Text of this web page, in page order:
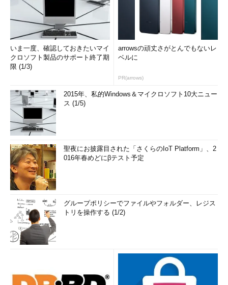
いま一度、確認しておきたいマイ
クロソフト製品のサポート終了期
限 (1/3)
arrowsの頑丈さがとんでもないレ
ベルに
PR(arrows)
2015年、私的Windows＆マイクロソフト10大ニュー
ス (1/5)
聖夜にお披露目された「さくらのIoT Platform」、2
016年春めどにβテスト予定
グループポリシーでファイルやフォルダー、レジス
トリを操作する (1/2)